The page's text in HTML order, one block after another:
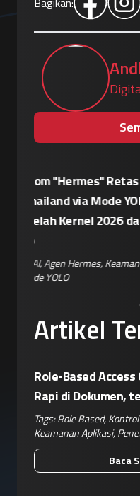
Artikel
Role-Based
Rapi di Dokumen,
Operasional Nyata
Tags:Role Based,
Keamanan Aplikasi,
Baca
Patroli Siber
Kampanye
Jelang 17 Agustus
Tags:
Hoaks
Risiko Digital